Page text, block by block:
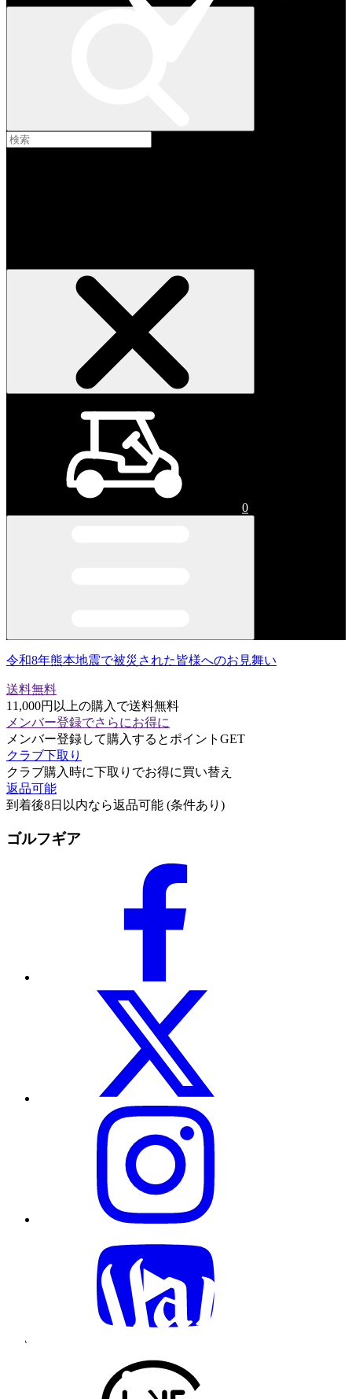
0
令和8年熊本地震で被災された皆様へのお見舞い
送料無料
11,000円以上の購入で送料無料
メンバー登録でさらにお得に
メンバー登録して購入するとポイントGET
クラブ下取り
クラブ購入時に下取りでお得に買い替え
返品可能
到着後8日以内なら返品可能 (条件あり)
ゴルフギア